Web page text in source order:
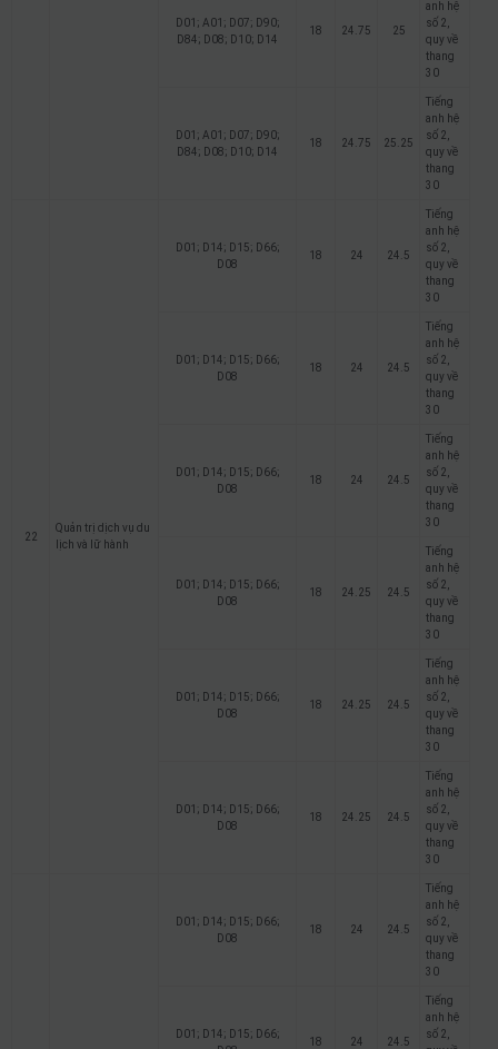
D01; A01; D07; D90;
D84; D08; D10; D14
18 24.75 25
anh hệ
số 2,
quy về
thang
30
D01; A01; D07; D90;
D84; D08; D10; D14
18 24.75 25.25
Tiếng
anh hệ
số 2,
quy về
thang
30
22
Quản trị dịch vụ du
lịch và lữ hành
D01; D14; D15; D66;
D08
18 24 24.5
Tiếng
anh hệ
số 2,
quy về
thang
30
D01; D14; D15; D66;
D08
18 24 24.5
Tiếng
anh hệ
số 2,
quy về
thang
30
D01; D14; D15; D66;
D08
18 24 24.5
Tiếng
anh hệ
số 2,
quy về
thang
30
D01; D14; D15; D66;
D08
18 24.25 24.5
Tiếng
anh hệ
số 2,
quy về
thang
30
D01; D14; D15; D66;
D08
18 24.25 24.5
Tiếng
anh hệ
số 2,
quy về
thang
30
D01; D14; D15; D66;
D08
18 24.25 24.5
Tiếng
anh hệ
số 2,
quy về
thang
30
D01; D14; D15; D66;
D08
18 24 24.5
Tiếng
anh hệ
số 2,
quy về
thang
30
D01; D14; D15; D66;
18 24 24.5
Tiếng
anh hệ
số 2,